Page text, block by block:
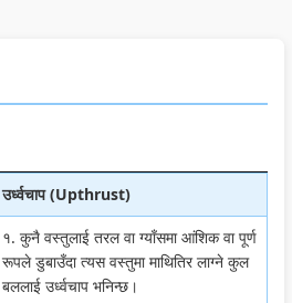
उर्ध्वचाप (Upthrust)
१. कुनै वस्तुलाई तरल वा ग्याँसमा आंशिक वा पूर्ण
रूपले डुबाउँदा त्यस वस्तुमा माथितिर लाग्ने कुल
बललाई उर्ध्वचाप भनिन्छ।